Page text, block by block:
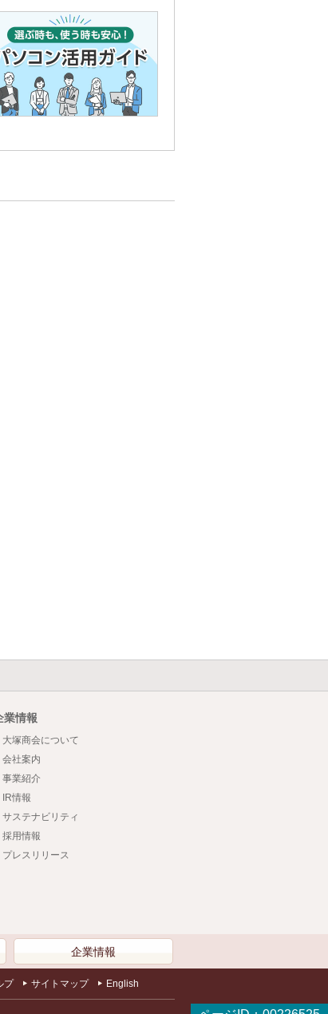
業情報
大塚商会について
会社案内
事業紹介
IR情報
サステナビリティ
採用情報
プレスリリース
企業情報
プ サイトマップ English